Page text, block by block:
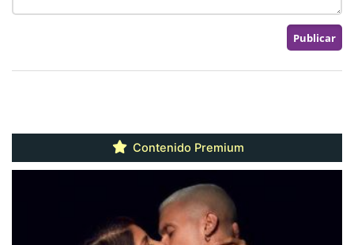
Contenido Premium